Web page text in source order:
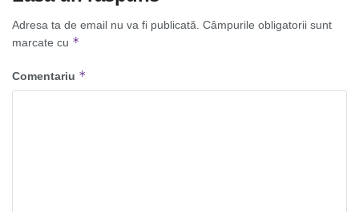
Adresa ta de email nu va fi publicată. Câmpurile obligatorii sunt
marcate cu *
Comentariu *